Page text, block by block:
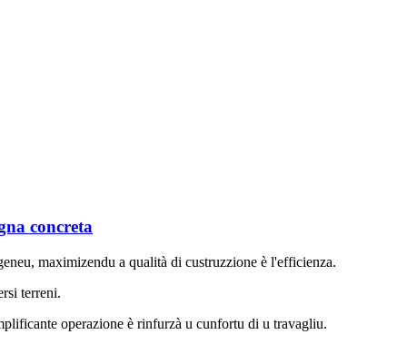
concreta
maximizendu a qualità di custruzzione è l'efficienza.
terreni.
operazione è rinfurzà u cunfortu di u travagliu.